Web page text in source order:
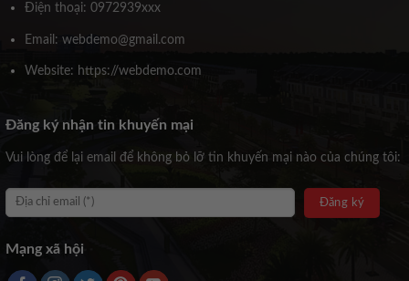
Điện thoại: 0972939xxx
Email: webdemo@gmail.com
Website: https://webdemo.com
Đăng ký nhận tin khuyến mại
Vui lòng để lại email để không bỏ lỡ tin khuyến mại nào của chúng tôi:
Mạng xã hội